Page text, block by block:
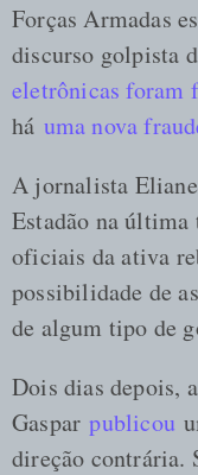
Forças Armadas
discurso golpista
eletrônicas foram
há uma nova
A jornalista
Estadão na última
oficiais da ativa
possibilidade de
de algum tipo de
Dois dias depois,
Gasparpublicou
direção contrária.